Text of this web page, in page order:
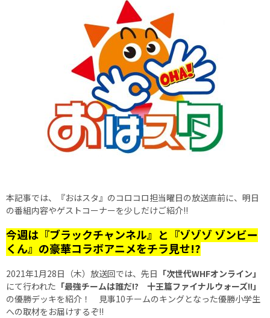
本記事では、『おはスタ』のコロコロ担当曜日の放送直前に、明日
の番組内容やゲストコーナーを少しだけご紹介!!
今週は『ブラックチャンネル』と『ゾゾゾ ゾンビー
くん』の豪華コラボアニメをチラ見せ!?
2021年1月28日（木）放送回では、先日 「次世代WHFオンライン」
にて行われた 「最強チームは誰だ!? 十王篇ファイナルウォーズ!!」
の優勝デッキを紹介！ 見事10チームのキングとなった優勝小学生
への取材をお届けするぞ!!